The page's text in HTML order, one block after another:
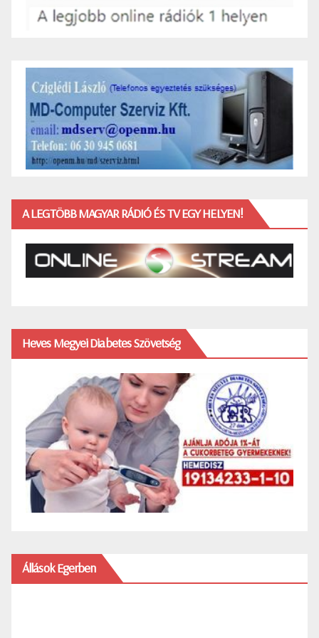
A LEGTÖBB MAGYAR RÁDIÓ ÉS TV EGY HELYEN!
Heves Megyei Diabetes Szövetség
Állások Egerben